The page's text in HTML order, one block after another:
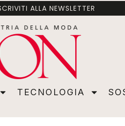
TECNOLOGIA
ALLA NEWSLETTER
TECNOLOGIA